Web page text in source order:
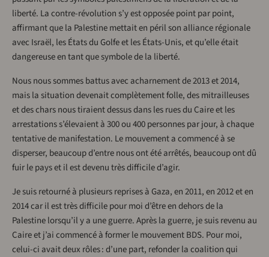
liberté. La contre-révolution s’y est opposée point par point,
affirmant que la Palestine mettait en péril son alliance régionale
avec Israël, les États du Golfe et les États-Unis, et qu’elle était
dangereuse en tant que symbole de la liberté.
Nous nous sommes battus avec acharnement de 2013 et 2014,
mais la situation devenait complètement folle, des mitrailleuses
et des chars nous tiraient dessus dans les rues du Caire et les
arrestations s’élevaient à 300 ou 400 personnes par jour, à chaque
tentative de manifestation. Le mouvement a commencé à se
disperser, beaucoup d’entre nous ont été arrêtés, beaucoup ont dû
fuir le pays et il est devenu très difficile d’agir.
Je suis retourné à plusieurs reprises à Gaza, en 2011, en 2012 et en
2014 car il est très difficile pour moi d’être en dehors de la
Palestine lorsqu’il y a une guerre. Après la guerre, je suis revenu au
Caire et j’ai commencé à former le mouvement BDS. Pour moi,
celui-ci avait deux rôles : d’une part, refonder la coalition qui